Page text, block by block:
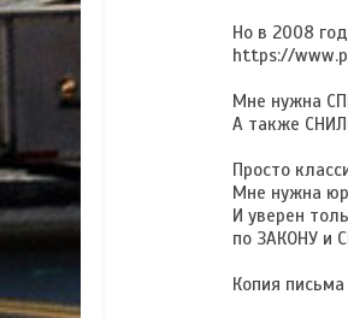
Но в 2008
https://
Мне нужна
А также
Просто
Мне нужна
И уверен
по ЗАКОНУ и
Копия